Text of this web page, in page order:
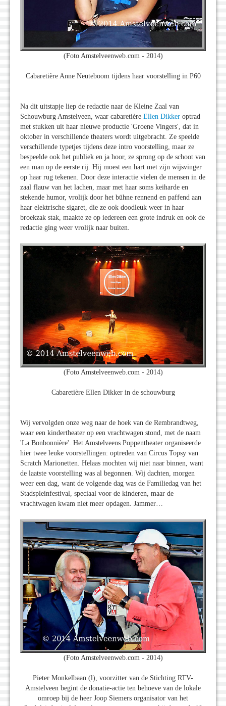
(Foto Amstelveenweb.com - 2014)
Cabaretière Anne Neuteboom tijdens haar voorstelling in P60
Na dit uitstapje liep de redactie naar de Kleine Zaal van
Schouwburg Amstelveen, waar cabaretière Ellen Dikker optrad
met stukken uit haar nieuwe productie 'Groene Vingers', dat in
oktober in verschillende theaters wordt uitgebracht. Ze speelde
verschillende typetjes tijdens deze intro voorstelling, maar ze
bespeelde ook het publiek en ja hoor, ze sprong op de schoot van
een man op de eerste rij. Hij moest een hart met zijn wijsvinger
op haar rug tekenen. Door deze interactie vielen de mensen in de
zaal flauw van het lachen, maar met haar soms keiharde en
stekende humor, vrolijk door het bühne rennend en paffend aan
haar elektrische sigaret, die ze ook doodleuk weer in haar
broekzak stak, maakte ze op iedereen een grote indruk en ook de
redactie ging weer vrolijk naar buiten.
(Foto Amstelveenweb.com - 2014)
Cabaretière Ellen Dikker in de schouwburg
Wij vervolgden onze weg naar de hoek van de Rembrandtweg,
waar een kindertheater op een vrachtwagen stond, met de naam
'La Bonbonnière'. Het Amstelveens Poppentheater organiseerde
hier twee leuke voorstellingen: optreden van Circus Topsy van
Scratch Marionetten. Helaas mochten wij niet naar binnen, want
de laatste voorstelling was al begonnen. Wij dachten, morgen
weer een dag, want de volgende dag was de Familiedag van het
Stadspleinfestival, speciaal voor de kinderen, maar de
vrachtwagen kwam niet meer opdagen. Jammer…
(Foto Amstelveenweb.com - 2014)
Pieter Monkelbaan (l), voorzitter van de Stichting RTV-
Amstelveen begint de donatie-actie ten behoeve van de lokale
omroep bij de heer Joop Siemers organisator van het